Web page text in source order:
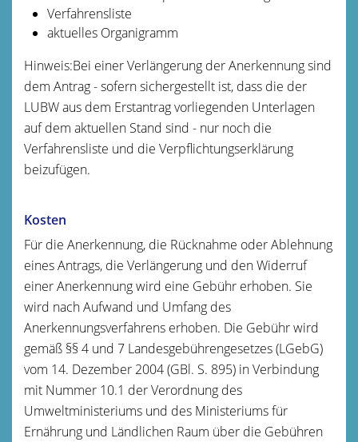
Verfahrensliste
aktuelles Organigramm
Hinweis:Bei einer Verlängerung der Anerkennung sind
dem Antrag - sofern sichergestellt ist, dass die der
LUBW aus dem Erstantrag vorliegenden Unterlagen
auf dem aktuellen Stand sind - nur noch die
Verfahrensliste und die Verpflichtungserklärung
beizufügen.
Kosten
Für die Anerkennung, die Rücknahme oder Ablehnung
eines Antrags, die Verlängerung und den Widerruf
einer Anerkennung wird eine Gebühr erhoben. Sie
wird nach Aufwand und Umfang des
Anerkennungsverfahrens erhoben. Die Gebühr wird
gemäß §§ 4 und 7 Landesgebührengesetzes (LGebG)
vom 14. Dezember 2004 (GBl. S. 895) in Verbindung
mit Nummer 10.1 der Verordnung des
Umweltministeriums und des Ministeriums für
Ernährung und Ländlichen Raum über die Gebühren